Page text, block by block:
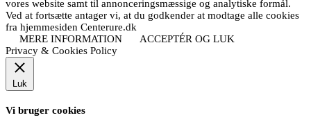
vores website samt til annonceringsmæssige og analytiske formål.
Ved at fortsætte antager vi, at du godkender at modtage alle cookies
fra hjemmesiden Centerure.dk
MERE INFORMATION
ACCEPTÉR OG LUK
Privacy & Cookies Policy
Luk
Vi bruger cookies